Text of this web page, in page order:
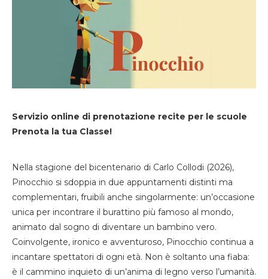
Servizio online di prenotazione recite per le scuole
Prenota la tua Classe!
Nella stagione del bicentenario di Carlo Collodi (2026),
Pinocchio si sdoppia in due appuntamenti distinti ma
complementari, fruibili anche singolarmente: un’occasione
unica per incontrare il burattino più famoso al mondo,
animato dal sogno di diventare un bambino vero.
Coinvolgente, ironico e avventuroso, Pinocchio continua a
incantare spettatori di ogni età. Non è soltanto una fiaba:
è il cammino inquieto di un’anima di legno verso l’umanità.